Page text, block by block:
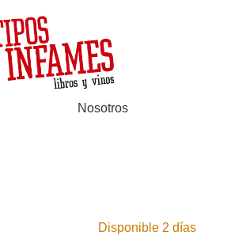
Nosotros
Disponible 2 días